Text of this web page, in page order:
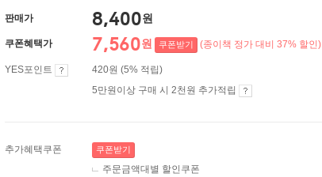
판매가 8,400원
쿠폰혜택가 7,560원 쿠폰받기 (종이책 정가 대비 37% 할인)
YES포인트
420원 (5% 적립)
5만원이상 구매 시 2천원 추가적립
추가혜택쿠폰 쿠폰받기
주문금액대별 할인쿠폰